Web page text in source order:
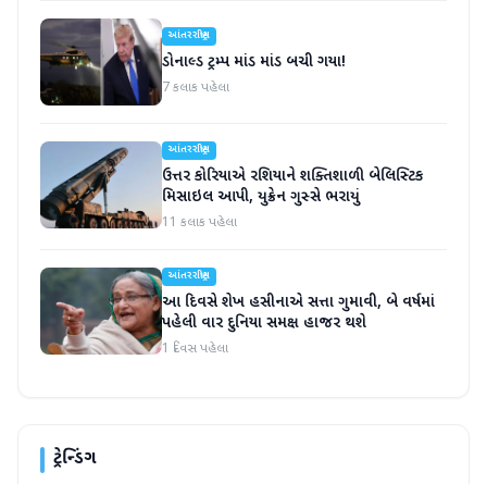
આંતરરાષ્ટ્રીય
ડોનાલ્ડ ટ્રમ્પ માંડ માંડ બચી ગયા!
7 કલાક પહેલા
આંતરરાષ્ટ્રીય
ઉત્તર કોરિયાએ રશિયાને શક્તિશાળી બેલિસ્ટિક
મિસાઇલ આપી, યુક્રેન ગુસ્સે ભરાયું
11 કલાક પહેલા
આંતરરાષ્ટ્રીય
આ દિવસે શેખ હસીનાએ સત્તા ગુમાવી, બે વર્ષમાં
પહેલી વાર દુનિયા સમક્ષ હાજર થશે
1 દિવસ પહેલા
ટ્રેન્ડિંગ